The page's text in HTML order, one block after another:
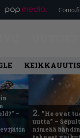
Como.fi
–
2. ”He ovat
uutta” –
nimeää